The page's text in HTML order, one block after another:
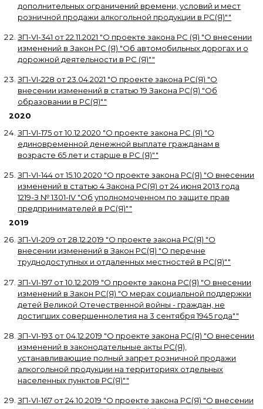
дополнительных ограничений времени, условий и мест
розничной продажи алкогольной продукции в РС(Я)""
ЗП-VI-341 от22.11.2021 "О проекте закона РС (Я) "О внесении
изменений в Закон РС (Я) "Об автомобильных дорогах и о
дорожной деятельности в РС (Я)""
ЗП-VI-228 от23.04.2021 "О проекте закона РС(Я) "О
внесении изменений в статью 19 Закона РС(Я) "Об
образовании в РС(Я)""
2020
ЗП-VI-175 от10.12.2020 "О проекте закона РС (Я) "О
единовременной денежной выплате гражданам в
возрасте 65 лет и старше в РС (Я)""
ЗП-VI-144 от15.10.2020 "О проекте закона РС(Я) "О внесении
изменений в статью 4 Закона РС(Я) от 24 июня 2013 года
1219-З № 1301-IV "Об уполномоченном по защите прав
предпринимателей в РС(Я)""
2019
ЗП-VI-209 от28.12.2019 "О проекте закона РС(Я) "О
внесении изменений в Закон РС(Я) "О перечне
труднодоступных и отдаленных местностей в РС(Я)""
ЗП-VI-197 от10.12.2019 "О проекте закона РС(Я) "О внесении
изменений в Закон РС(Я) "О мерах социальной поддержки
детей Великой Отечественной войны - граждан, не
достигших совершеннолетия на 3 сентября 1945 года""
ЗП-VI-193 от 04.12.2019 "О проекте закона РС(Я) "О внесении
изменений в законодательные акты РС(Я),
устанавливающие полный запрет розничной продажи
алкогольной продукции на территориях отдельных
населенных пунктов РС(Я)""
ЗП-VI-167 от24.10.2019 "О проекте закона РС(Я) "О внесении